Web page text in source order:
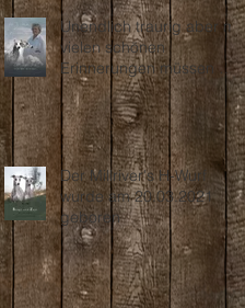
Unendlich traurig aber mit
vielen schönen
Erinnerungen müssen wir
Abschied nehmen...
Der Millriver's H-Wurf
wurde am 20.03.2021
geboren